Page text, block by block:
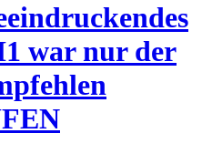
war nur der